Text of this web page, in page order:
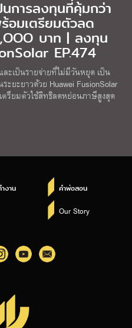
นการลงทุนที่คุ้มกว่า
อมเตรียมตัวลด
บาท | ลงทุน
EP.474
ละเป็นรายจ่ายที่ไม่มีวันหยุด เป็น
ยะยาวด้วย Huawei FusionSolar
รียมตัวใช้สิทธิลดหย่อนภาษีสูงสุด
งาน คำพ่อสอน
Our Story